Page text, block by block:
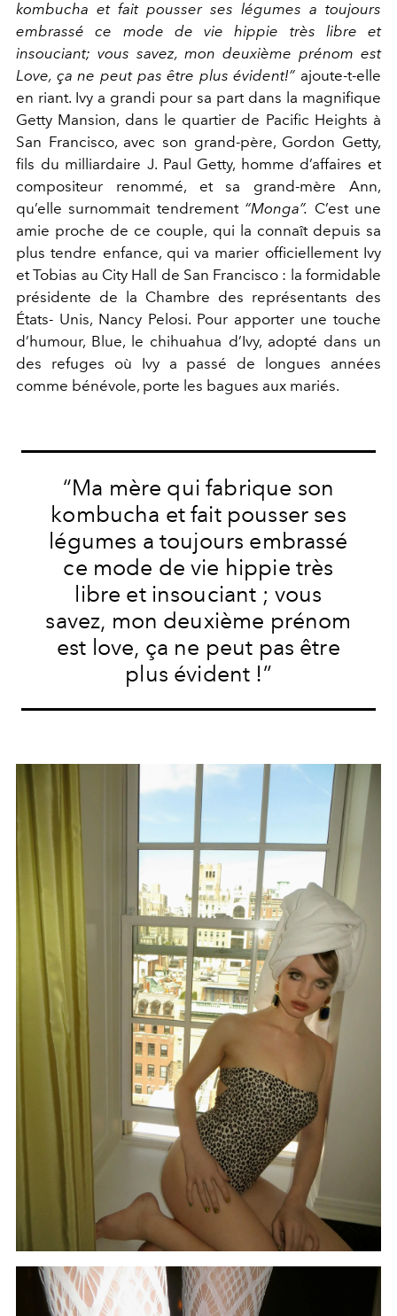
kombucha et fait pousser ses légumes a toujours
embrassé ce mode de vie hippie très libre et
insouciant; vous savez, mon deuxième prénom est
Love, ça ne peut pas être plus évident!” ajoute-t-elle
en riant. Ivy a grandi pour sa part dans la magnifique
Getty Mansion, dans le quartier de Pacific Heights à
San Francisco, avec son grand-père, Gordon Getty,
fils du milliardaire J. Paul Getty, homme d’affaires et
compositeur renommé, et sa grand-mère Ann,
qu’elle surnommait tendrement“Monga”. C’est une
amie proche de ce couple, qui la connaît depuis sa
plus tendre enfance, qui va marier officiellement Ivy
et Tobias au City Hall de San Francisco : la formidable
présidente de la Chambre des représentants des
États- Unis, Nancy Pelosi. Pour apporter une touche
d’humour, Blue, le chihuahua d’Ivy, adopté dans un
des refuges où Ivy a passé de longues années
comme bénévole, porte les bagues aux mariés.
“Ma mère qui fabrique son
kombucha et fait pousser ses
légumes a toujours embrassé
ce mode de vie hippie très
libre et insouciant ; vous
savez, mon deuxième prénom
est love, ça ne peut pas être
plus évident !”